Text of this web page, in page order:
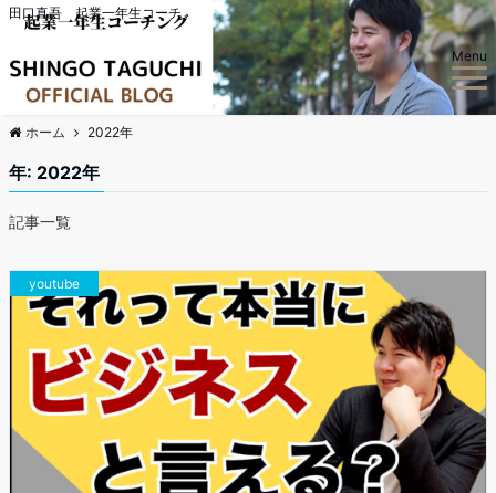
田口真吾 起業一年生コーチ
Menu
ホーム 2022年
年: 2022年
記事一覧
youtube